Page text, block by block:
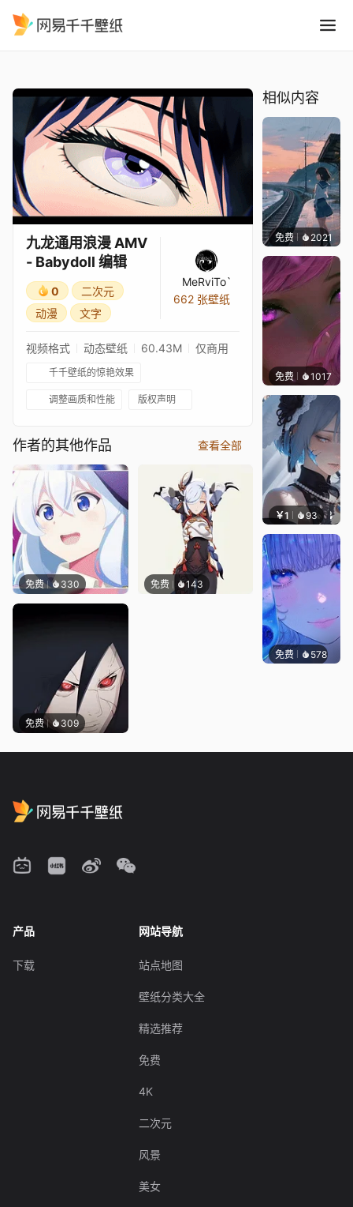
九龙通用浪漫 AMV
- Babydoll 编辑
0
二次元
动漫
文字
MeRviTo`
662 张壁纸
视频格式 动态壁纸 60.43M 仅商用
千千壁纸的惊艳效果
调整画质和性能 版权声明
作者的其他作品 查看全部
免费 330 免费 143
免费 309
相似内容
免费 2021辰东
免费 1017辰东
￥1 93 辰东
免费 578辰东
产品
下载
网站导航
站点地图
壁纸分类大全
精选推荐
免费
4K
二次元
风景
美女